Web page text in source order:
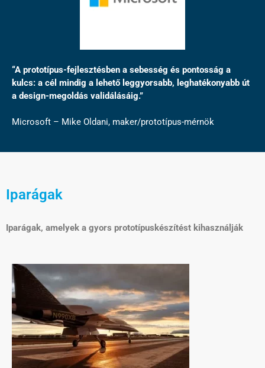
“A prototípus-fejlesztésben a sebesség és pontosság a
kulcs: a cél mindig a lehető leggyorsabb, leghatékonyabb út
a design-megoldás validálásáig.”
Microsoft – Mike Oldani, maker/prototípus-mérnök
Iparágak
Iparágak, amelyek a gyors prototípuskészítést kihasználják